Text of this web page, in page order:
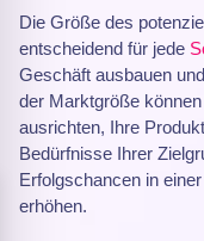
Die Größe des
entscheidend für jede
Geschäft ausbauen
der Marktgröße
ausrichten, Ihre
Bedürfnisse Ihrer
Erfolgschancen in
erhöhen.